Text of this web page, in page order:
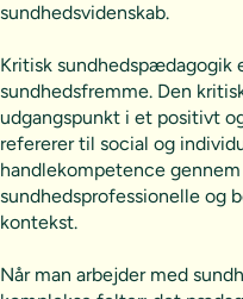
sundhedsvidenskab.
Kritisk sundhedspædagogik
sundhedsfremme. Den
udgangspunkt i et positivt
refererer til social og
handlekompetence
sundhedsprofessionelle og
kontekst.
Når man arbejder med